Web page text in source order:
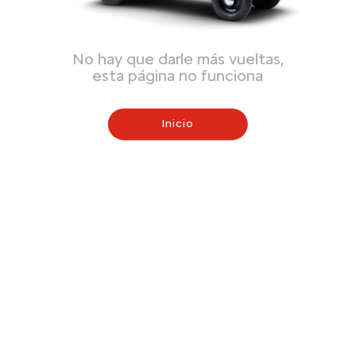
No hay que darle más vueltas,
esta página no funciona
Inicio